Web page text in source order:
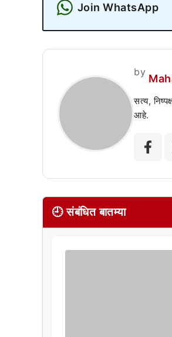
Join WhatsApp
by
सत्य,
आहे.
🕘 संबंधित बातम्या